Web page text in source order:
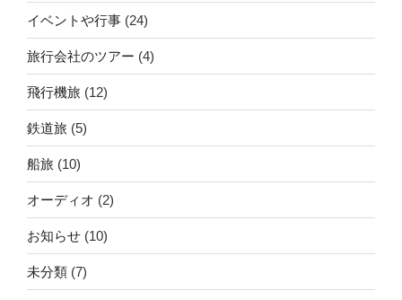
イベントや行事 (24)
旅行会社のツアー (4)
飛行機旅 (12)
鉄道旅 (5)
船旅 (10)
オーディオ (2)
お知らせ (10)
未分類 (7)